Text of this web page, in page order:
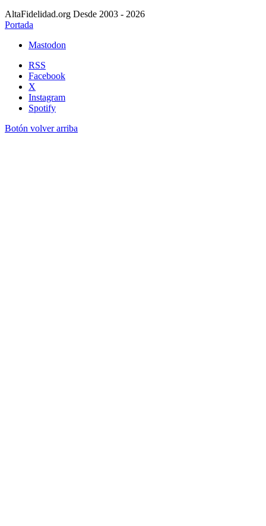
AltaFidelidad.org Desde 2003 - 2026
Portada
Mastodon
RSS
Facebook
X
Instagram
Spotify
Botón volver arriba